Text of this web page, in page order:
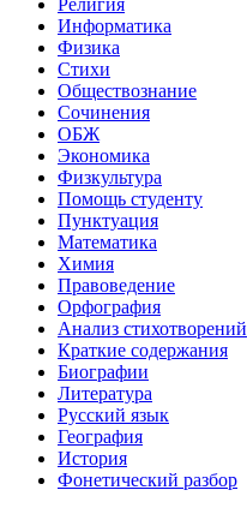
Информатика
Физика
Стихи
Обществознание
Сочинения
ОБЖ
Экономика
Физкультура
Помощь студенту
Пунктуация
Математика
Химия
Правоведение
Орфография
Анализ стихотворений
Краткие содержания
Биографии
Литература
Русский язык
География
История
Фонетический разбор